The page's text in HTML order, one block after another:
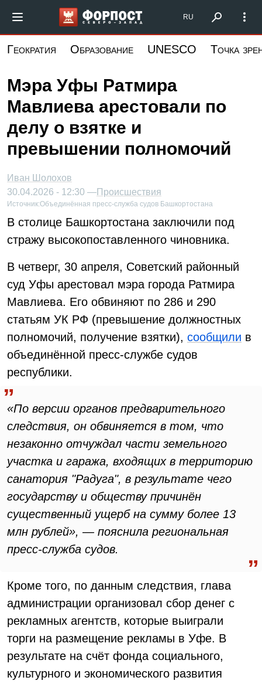
основному
Форпост Северо-Запад
RU
Геократия Образование UNESCO Точка
Мэра Уфы Ратмира
Мавлиева арестовали по
делу о взятке и
превышении полномочий
Иван Шолохов
30.04.2026 - 12:30 —Происшествия
Источник:Объединённая пресс-служба судов Башкортостана
В столице Башкортостана заключили под
стражу высокопоставленного чиновника.
В четверг, 30 апреля, Советский районный
суд Уфы арестовал мэра города Ратмира
Мавлиева. Его обвиняют по 286 и 290
статьям УК РФ (превышение должностных
полномочий, получение взятки), сообщили в
объединённой пресс-службе судов
республики.
«По версии органов предварительного
следствия, он обвиняется в том, что
незаконно отчуждал части земельного
участка и гаража, входящих в территорию
санатория "Радуга", в результате чего
государству и обществу причинён
существенный ущерб на сумму более 13
млн рублей», — пояснила региональная
пресс-служба судов.
Кроме того, по данным следствия, глава
администрации организовал сбор денег с
рекламных агентств, которые выиграли
торги на размещение рекламы в Уфе. В
результате на счёт фонда социального,
культурного и экономического развития